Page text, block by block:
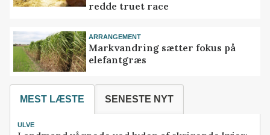
redde truet race
ARRANGEMENT
Markvandring sætter fokus på
elefantgræs
MEST LÆSTE SENESTE NYT
ULVE